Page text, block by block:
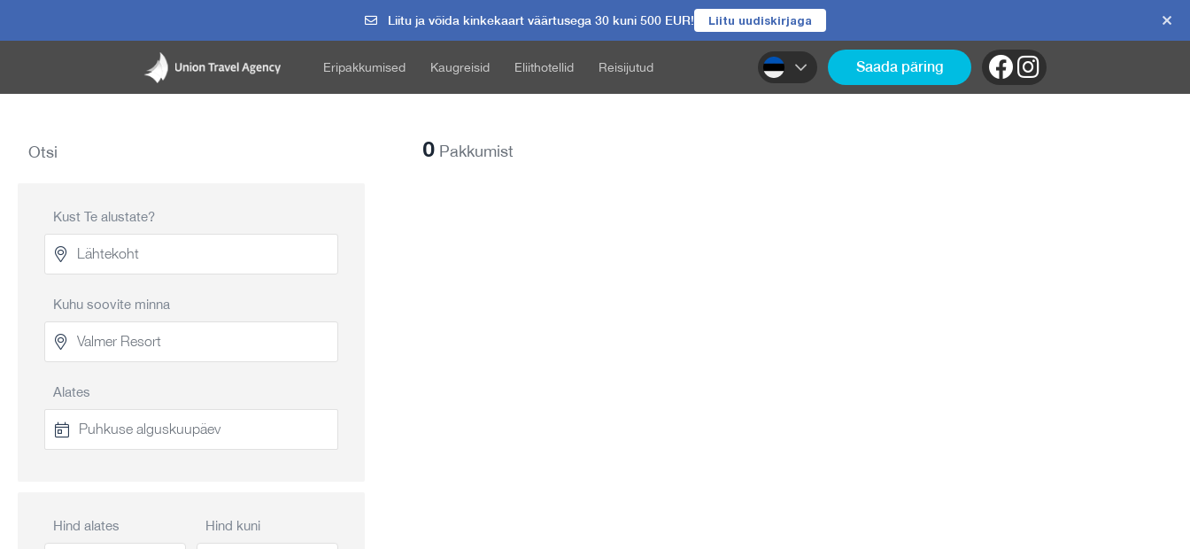
Liitu ja võida kinkekaart väärtusega 30 kuni 500 EUR! Liitu uudiskirjaga
Eripakkumised Kaugreisid Eliithotellid Reisijutud Saada päring
Otsi
Kust Te alustate?
Kuhu soovite minna
Alates
Hind alates Hind kuni
0 Pakkumist